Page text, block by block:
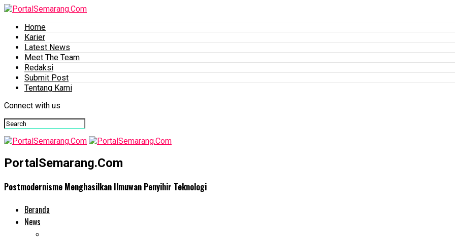
Home
Karier
Latest News
Meet The Team
Redaksi
Submit Post
Tentang Kami
Connect with us
PortalSemarang.Com
Postmodernisme Menghasilkan Ilmuwan Penyihir Teknologi
Beranda
News